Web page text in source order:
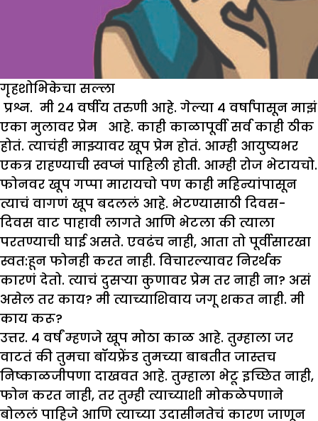
गृहशोभिकेचा सल्ला
प्रश्न. मी २४ वर्षीय तरुणी आहे. गेल्या ४ वर्षांपासून माझं
एका मुलावर प्रेम
आहे. काही काळापूर्वी सर्व काही ठीक
होतं. त्याचंही माझ्यावर खूप प्रेम होतं. आम्ही आयुष्यभर
एकत्र राहण्याची स्वप्नं पाहिली होती. आम्ही रोज भेटायचो.
फोनवर खूप गप्पा मारायचो पण काही महिन्यांपासून
त्याचं वागणं खूप बदललं आहे. भेटण्यासाठी दिवस-
दिवस वाट पाहावी लागते आणि भेटला की त्याला
परतण्याची घाई असते. एवढंच नाही, आता तो पूर्वीसारखा
स्वत:हून फोनही करत नाही. विचारल्यावर निरर्थक
कारणं देतो. त्याचं दुसऱ्या कुणावर प्रेम तर नाही ना? असं
असेल तर काय? मी त्याच्याशिवाय जगू शकत नाही. मी
काय करू?
उत्तर. ४ वर्षं म्हणजे खूप मोठा काळ आहे. तुम्हाला जर
वाटतं की तुमचा बॉयफ्रेंड तुमच्या बाबतीत जास्तच
निष्काळजीपणा दाखवत आहे. तुम्हाला भेटू इच्छित नाही,
फोन करत नाही, तर तुम्ही त्याच्याशी मोकळेपणाने
बोललं पाहिजे आणि त्याच्या उदासीनतेचं कारण जाणून